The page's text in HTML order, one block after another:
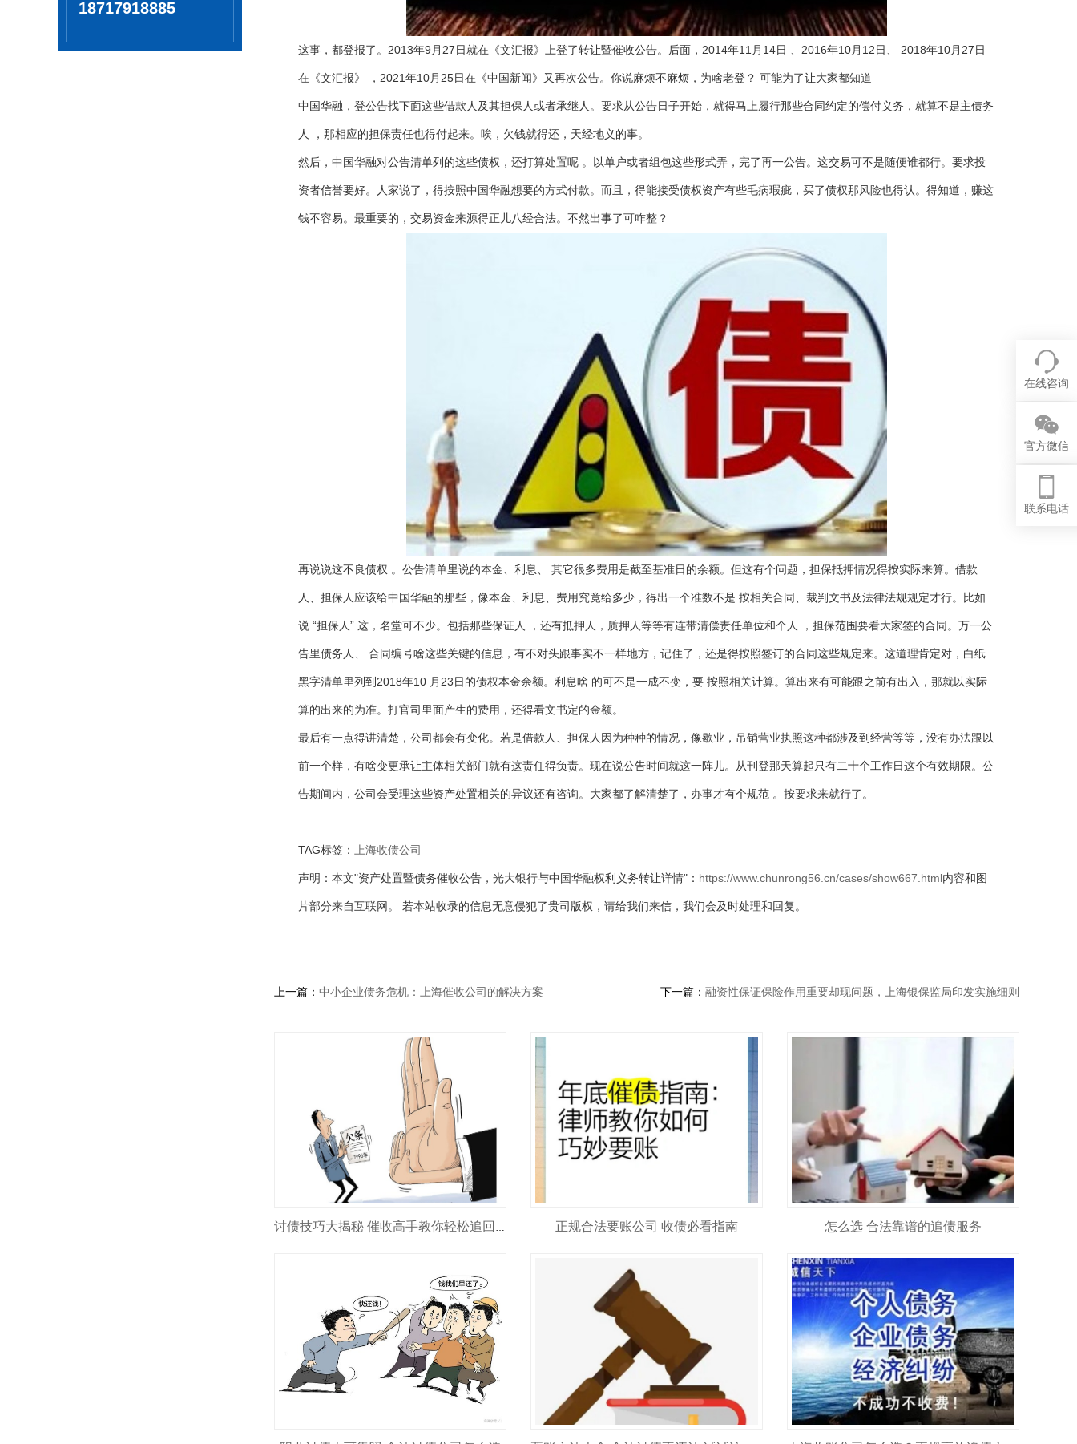
18717918885
这事，都登报了。2013年9月27日就在《文汇报》上登了转让暨催收公告。后面，2014年11月14日 、2016年10月12日、 2018年10月27日
在《文汇报》 ，2021年10月25日在《中国新闻》又再次公告。你说麻烦不麻烦，为啥老登？ 可能为了让大家都知道
中国华融，登公告找下面这些借款人及其担保人或者承继人。要求从公告日子开始，就得马上履行那些合同约定的偿付义务，就算不是主债务
人 ，那相应的担保责任也得付起来。唉，欠钱就得还，天经地义的事。
然后，中国华融对公告清单列的这些债权，还打算处置呢 。以单户或者组包这些形式弄，完了再一公告。这交易可不是随便谁都行。要求投
资者信誉要好。人家说了，得按照中国华融想要的方式付款。而且，得能接受债权资产有些毛病瑕疵，买了债权那风险也得认。得知道，赚这
钱不容易。最重要的，交易资金来源得正儿八经合法。不然出事了可咋整？
再说说这不良债权 。公告清单里说的本金、利息、 其它很多费用是截至基准日的余额。但这有个问题，担保抵押情况得按实际来算。借款
人、担保人应该给中国华融的那些，像本金、利息、费用究竟给多少，得出一个准数不是 按相关合同、裁判文书及法律法规规定才行。比如
说 “担保人” 这，名堂可不少。包括那些保证人 ，还有抵押人，质押人等等有连带清偿责任单位和个人 ，担保范围要看大家签的合同。万一公
告里债务人、 合同编号啥这些关键的信息，有不对头跟事实不一样地方，记住了，还是得按照签订的合同这些规定来。这道理肯定对，白纸
黑字清单里列到2018年10 月23日的债权本金余额。利息啥 的可不是一成不变，要 按照相关计算。算出来有可能跟之前有出入，那就以实际
算的出来的为准。打官司里面产生的费用，还得看文书定的金额。
最后有一点得讲清楚，公司都会有变化。若是借款人、担保人因为种种的情况，像歇业，吊销营业执照这种都涉及到经营等等，没有办法跟以
前一个样，有啥变更承让主体相关部门就有这责任得负责。现在说公告时间就这一阵儿。从刊登那天算起只有二十个工作日这个有效期限。公
告期间内，公司会受理这些资产处置相关的异议还有咨询。大家都了解清楚了，办事才有个规范 。按要求来就行了。
TAG标签： 上海收债公司
声明：本文"资产处置暨债务催收公告，光大银行与中国华融权利义务转让详情"： https://www.chunrong56.cn/cases/show667.html内容和图
片部分来自互联网。 若本站收录的信息无意侵犯了贵司版权，请给我们来信，我们会及时处理和回复。
上一篇： 中小企业债务危机：上海催收公司的解决方案 下一篇： 融资性保证保险作用重要却现问题，上海银保监局印发实施细则
讨债技巧大揭秘 催收高手教你轻松追回欠款 正规合法要账公司 收债必看指南 怎么选 合法靠谱的追债服务
在线咨询
官方微信
联系电话